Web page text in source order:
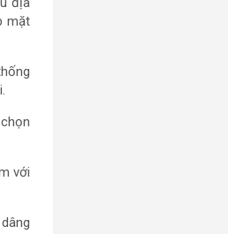
mặt
với